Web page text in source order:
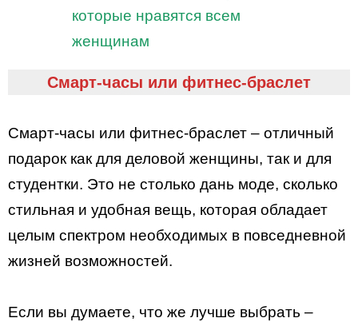
которые нравятся всем
женщинам
Смарт-часы или фитнес-браслет
Смарт-часы или фитнес-браслет – отличный
подарок как для деловой женщины, так и для
студентки. Это не столько дань моде, сколько
стильная и удобная вещь, которая обладает
целым спектром необходимых в повседневной
жизней возможностей.
Если вы думаете, что же лучше выбрать –